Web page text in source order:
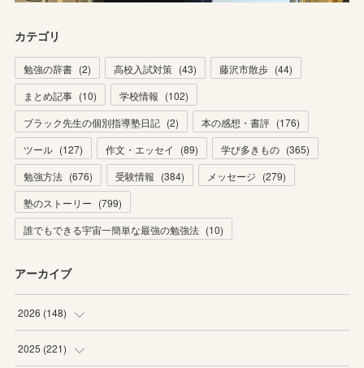
カテゴリ
勉強の辞書 (2) 高校入試対策 (43) 藤沢市散歩 (44)
まとめ記事 (10) 学校情報 (102)
ブラック先生の個別指導塾日記 (2) 本の感想・書評 (176)
ツール (127) 作文・エッセイ (89) 学び多きもの (365)
勉強方法 (676) 受験情報 (384) メッセージ (279)
塾のストーリー (799)
誰でもできる宇宙一簡単な最強の勉強法 (10)
アーカイブ
2026 (148)
(6)
2025 (221)